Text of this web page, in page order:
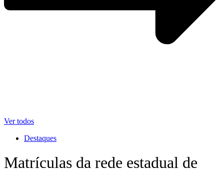
Ver todos
Destaques
Matrículas da rede estadual de